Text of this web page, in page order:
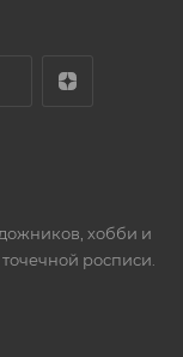
хобби и
росписи.